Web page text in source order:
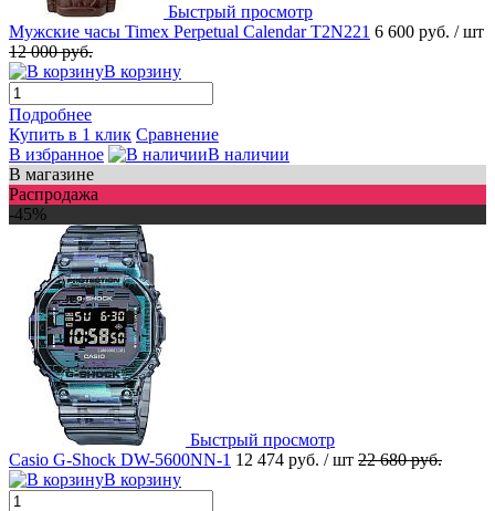
Быстрый просмотр
Мужские часы Timex Perpetual Calendar T2N221 6 600 руб. / шт
12 000 руб.
В корзину
Подробнее
Купить в 1 клик Сравнение
В избранное
В наличии
В магазине
Распродажа
-45%
Быстрый просмотр
Casio G-Shock DW-5600NN-1 12 474 руб. / шт 22 680 руб.
В корзину